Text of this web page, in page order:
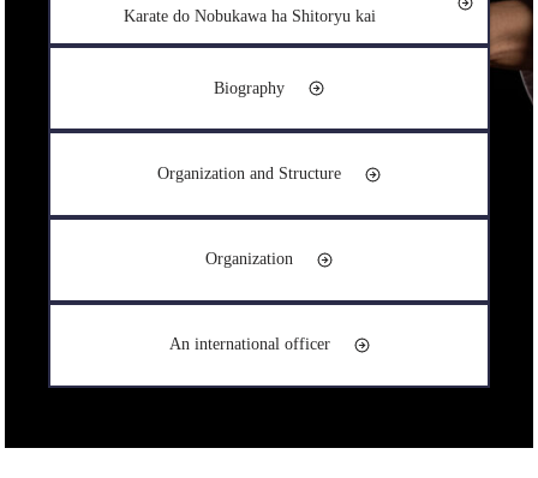
Karate do Nobukawa ha Shitoryu kai
Biography
Organization and Structure
Organization
An international officer